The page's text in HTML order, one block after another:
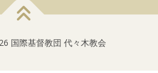
国際基督教団 代々木教会